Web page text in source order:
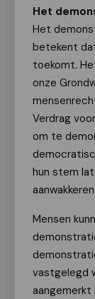
Het
Het
betekent
toekomt.
onze
Verdrag
om te
hun stem
aanwakkeren.
Mensen
vastgelegd
aangemerkt